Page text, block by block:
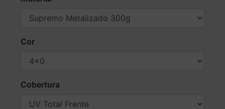
Cor
Cobertura